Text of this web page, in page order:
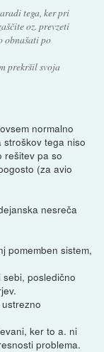
tega, ker pri
oz. prevzeti
obnašati po
prekršil svoja
normalno
stroškov tega niso
rešitev pa so
(za avio
nesreča
pomemben sistem,
posledično
ker to a. ni
problema.